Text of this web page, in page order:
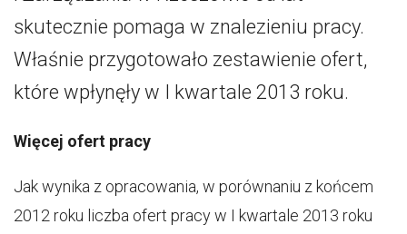
skutecznie pomaga w znalezieniu pracy.
Właśnie przygotowało zestawienie ofert,
które wpłynęły w I kwartale 2013 roku.
Więcej ofert pracy
Jak wynika z opracowania, w porównaniu z końcem
2012 roku liczba ofert pracy w I kwartale 2013 roku